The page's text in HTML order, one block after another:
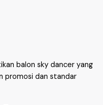
balon sky dancer yang
promosi dan standar